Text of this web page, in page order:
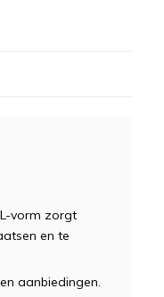
vorm zorgt
en te
aanbiedingen.